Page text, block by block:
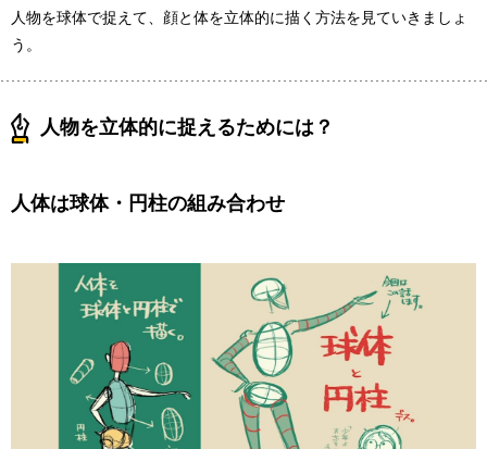
人物を球体で捉えて、顔と体を立体的に描く方法を見ていきましょ
う。
人物を立体的に捉えるためには？
人体は球体・円柱の組み合わせ